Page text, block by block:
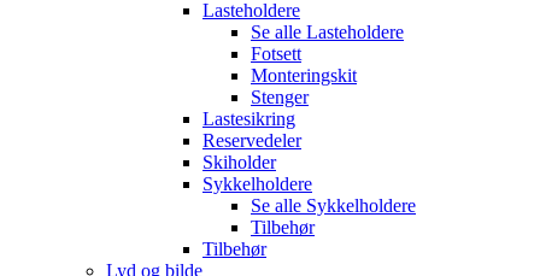
Lasteholdere
Se alle Lasteholdere
Fotsett
Monteringskit
Stenger
Lastesikring
Reservedeler
Skiholder
Sykkelholdere
Se alle Sykkelholdere
Tilbehør
Tilbehør
Lyd og bilde